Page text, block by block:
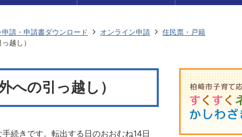
請・申請書ダウンロード オンライン申請
住民票・戸籍
越し）
への引っ越し）
続きです。転出する日のおおむね14日